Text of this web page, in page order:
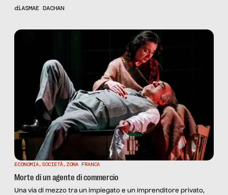
degli uomini, soprattutto in materie scientifiche.
diASMAE DACHAN
ECONOMIA, SOCIETÀ, ZONA FRANCA
Morte di un agente di commercio
Una via di mezzo tra un impiegato e un imprenditore privato,